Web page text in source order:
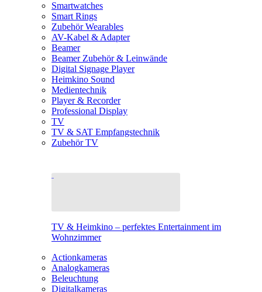
Smartwatches
Smart Rings
Zubehör Wearables
AV-Kabel & Adapter
Beamer
Beamer Zubehör & Leinwände
Digital Signage Player
Heimkino Sound
Medientechnik
Player & Recorder
Professional Display
TV
TV & SAT Empfangstechnik
Zubehör TV
TV & Heimkino – perfektes Entertainment im
Wohnzimmer
Actionkameras
Analogkameras
Beleuchtung
Digitalkameras